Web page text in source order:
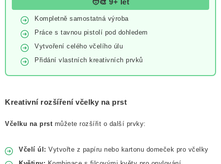
Kompletně samostatná výroba
Práce s tavnou pistolí pod dohledem
Vytvoření celého včelího úlu
Přidání vlastních kreativních prvků
Kreativní rozšíření včelky na prst
Včelku na prst můžete rozšířit o další prvky:
Včelí úl: Vytvořte z papíru nebo kartonu domeček pro včelky